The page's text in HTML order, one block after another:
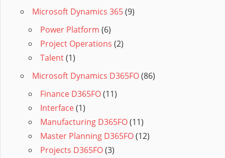
Microsoft Dynamics 365(9)
Power Platform (6)
Project Operations (2)
Talent(1)
Microsoft Dynamics D365FO(86)
Finance D365FO(11)
Interface(1)
Manufacturing D365FO(11)
Master Planning D365FO(12)
Projects D365FO(3)